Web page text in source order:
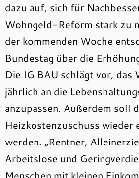
dazu auf, sich für
Wohngeld-Reform stark zu
der kommenden Woche
Bundestag über die
Die IG BAU schlägt vor, das
jährlich an die
anzupassen. Außerdem soll
Heizkostenzuschuss wieder
werden. „Rentner,
Arbeitslose und
Menschen mit kleinen